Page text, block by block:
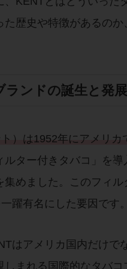
た歴史や特徴があるの
ランドの誕生と発展
）は1952年にアメリカ
ルター付きタバコ」を
集めました。このフィ
躍有名にした要因です。
はアメリカ国内だけで
しまれる国際的なタバ